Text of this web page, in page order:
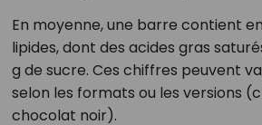
En moyenne, une barre contient
lipides, dont des acides gras
g de sucre. Ces chiffres peuvent
selon les formats ou les versions
chocolat noir).